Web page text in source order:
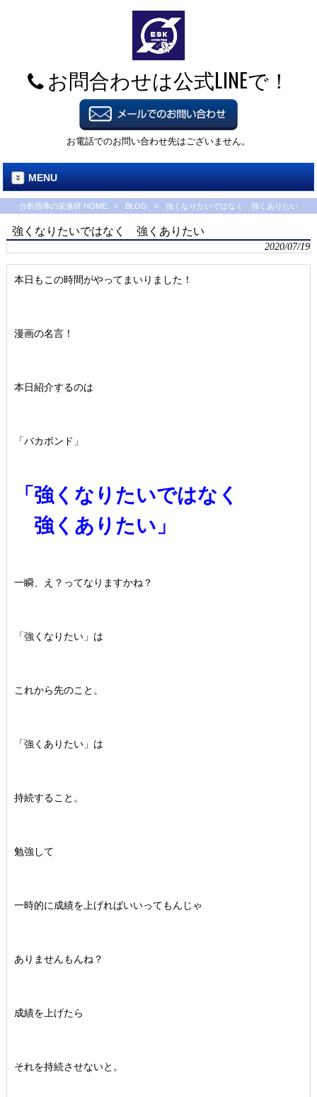
お問合わせは公式LINEで！
お電話でのお問い合わせ先はございません。
MENU
分析指導の栄進研 HOME > BLOG > 強くなりたいではなく 強くありたい
強くなりたいではなく 強くありたい
2020/07/19
本日もこの時間がやってまいりました！
漫画の名言！
本日紹介するのは
「バカボンド」
「強くなりたいではなく
強くありたい」
一瞬、え？ってなりますかね？
「強くなりたい」は
これから先のこと。
「強くありたい」は
持続すること。
勉強して
一時的に成績を上げればいいってもんじゃ
ありませんもんね？
成績を上げたら
それを持続させないと。